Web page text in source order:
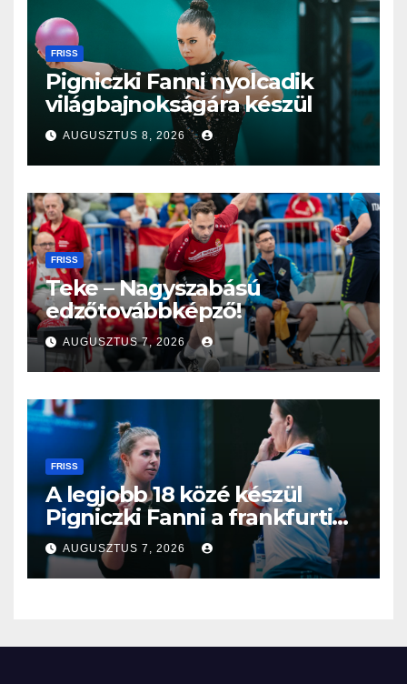
FRISS
Pigniczki Fanni nyolcadik
világbajnokságára készül
AUGUSZTUS 8, 2026
FRISS
Teke – Nagyszabású
edzőtovábbképző!
AUGUSZTUS 7, 2026
FRISS
A legjobb 18 közé készül
Pigniczki Fanni a frankfurti
világbajnokságon
AUGUSZTUS 7, 2026